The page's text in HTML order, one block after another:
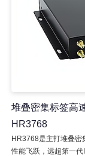
堆叠密集标签高
HR3768
HR3768是主打堆叠密
性能飞跃，远超第一